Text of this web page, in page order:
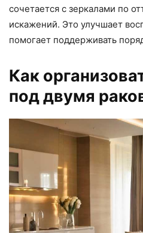
сочетается с зеркалами по
искажений. Это улучшает
помогает поддерживать
Как
под двумя